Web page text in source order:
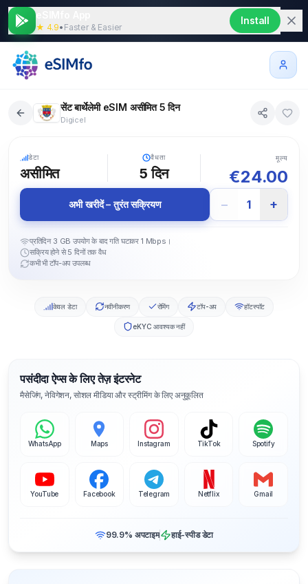
★ 4.9• Faster & Easier
Install
सेंट बार्थेलेमी eSIM असीमित 5 दिन
Digicel
डेटा
असीमित
वैधता
5 दिन
मूल्य
€24.00
अभी खरीदें – तुरंत सक्रियण − 1 +
प्रतिदिन 3 GB उपयोग के बाद गति घटाकर 1 Mbps।
सक्रिय होने से 5 दिनों तक वैध
कभी भी टॉप-अप उपलब्ध
केवल डेटा नवीनीकरण रोमिंग टॉप-अप हॉटस्पॉट
eKYC आवश्यक नहीं
पसंदीदा ऐप्स के लिए तेज़ इंटरनेट
मैसेजिंग, नेविगेशन, सोशल मीडिया और स्ट्रीमिंग के लिए अनुकूलित
WhatsApp Maps Instagram TikTok Spotify
YouTube Facebook Telegram Netflix Gmail
99.9% अपटाइम हाई-स्पीड डेटा